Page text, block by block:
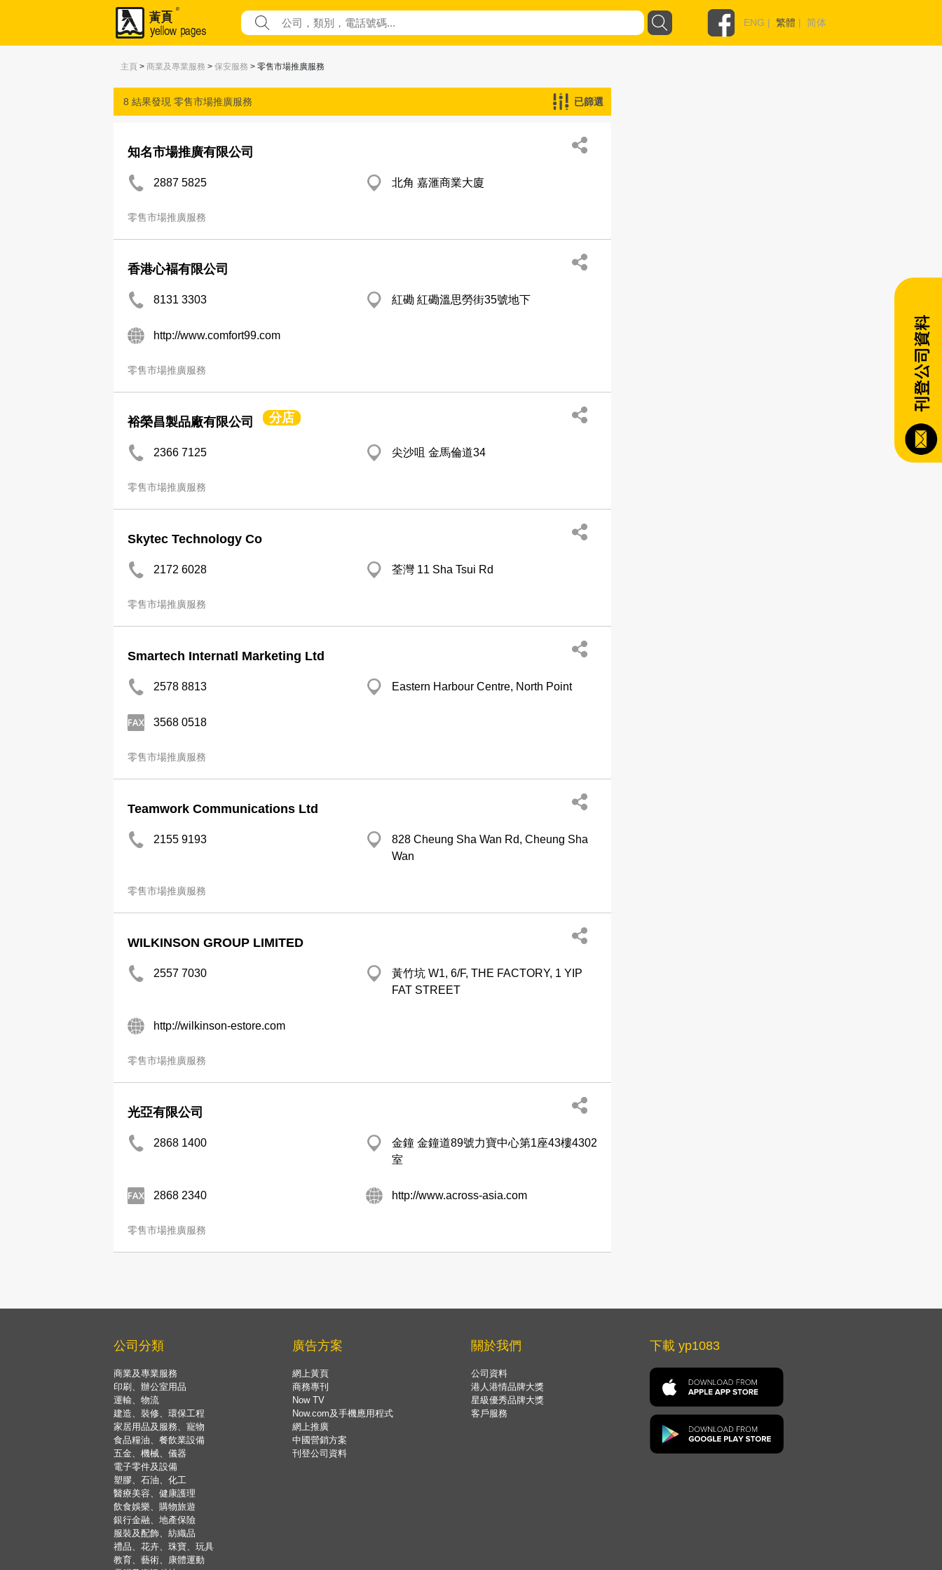
ENG | 繁體 | 简体
主頁 > 商業及專業服務 > 保安服務 > 零售市場推廣服務
8 結果發現 零售市場推廣服務 已篩選
知名市場推廣有限公司
2887 5825 北角 嘉滙商業大廈
零售市場推廣服務
香港心褔有限公司
8131 3303 紅磡 紅磡溫思勞街35號地下
http://www.comfort99.com
零售市場推廣服務
裕榮昌製品廠有限公司 分店
2366 7125 尖沙咀 金馬倫道34
零售市場推廣服務
Skytec Technology Co
2172 6028 荃灣 11 Sha Tsui Rd
零售市場推廣服務
Smartech Internatl Marketing Ltd
2578 8813 Eastern Harbour Centre, North Point
3568 0518
零售市場推廣服務
Teamwork Communications Ltd
2155 9193
828 Cheung Sha Wan Rd, Cheung Sha
Wan
零售市場推廣服務
WILKINSON GROUP LIMITED
2557 7030
黃竹坑 W1, 6/F, THE FACTORY, 1 YIP
FAT STREET
http://wilkinson-estore.com
零售市場推廣服務
光亞有限公司
2868 1400
金鐘 金鐘道89號力寶中心第1座43樓4302
室
2868 2340 http://www.across-asia.com
零售市場推廣服務
公司分類
商業及專業服務
印刷、辦公室用品
運輸、物流
建造、裝修、環保工程
家居用品及服務、寵物
食品糧油、餐飲業設備
五金、機械、儀器
電子零件及設備
塑膠、石油、化工
醫療美容、健康護理
飲食娛樂、購物旅遊
銀行金融、地產保險
服裝及配飾、紡織品
禮品、花卉、珠寶、玩具
教育、藝術、康體運動
廣告方案
網上黃頁
商務專刊
Now TV
Now.com及手機應用程式
網上推廣
中國營銷方案
刊登公司資料
關於我們
公司資料
港人港情品牌大獎
星級優秀品牌大獎
客戶服務
下載 yp1083